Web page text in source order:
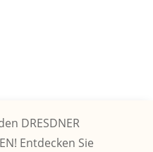
DRESDNER
Entdecken Sie